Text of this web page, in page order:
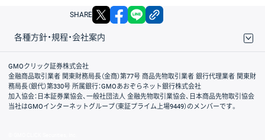
SHARE X facebook
各種方針・規程・会社案内
取引規程・約款
サイトマップ
その他のご案内
個人情報保護方針
最良執行方針
サイトのご利用について
ディスクレイマー
信託保全
リスク説明
会社案内
GMOクリック証券株式会社
金融商品取引業者 関東財務局長（金商）第77号 商品先物取引業者 銀行代理業者 関東財
務局長（銀代）第330号 所属銀行：GMOあおぞらネット銀行株式会社
加入協会：日本証券業協会、一般社団法人 金融先物取引業協会、日本商品先物取引協会
当社はGMOインターネットグループ（東証プライム上場9449）のメンバーです。